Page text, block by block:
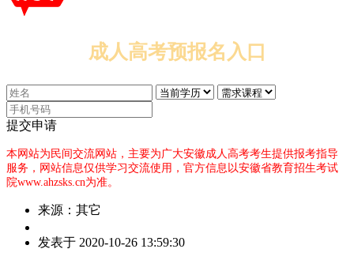
成人高考预报名入口
提交申请
本网站为民间交流网站，主要为广大安徽成人高考考生提供报考指导
服务，网站信息仅供学习交流使用，官方信息以安徽省教育招生考试
院www.ahzsks.cn为准。
来源：其它
者：
发表于 2020-10-26 13:59:30